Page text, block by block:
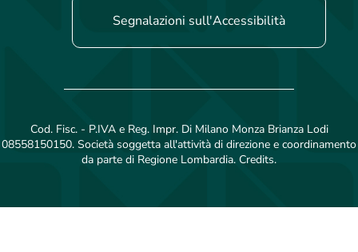
Segnalazioni sull'Accessibilità
Cod. Fisc. - P.IVA e Reg. Impr. Di Milano Monza Brianza Lodi
08558150150. Società soggetta all'attività di direzione e coordinamento
da parte di Regione Lombardia. Credits.